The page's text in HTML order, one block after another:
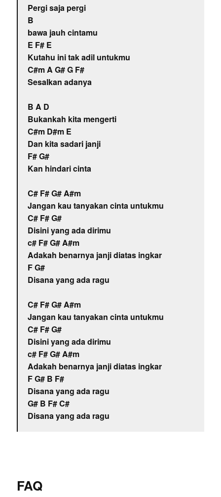
Pergi saja pergi
B
bawa jauh cintamu
E F# E
Kutahu ini tak adil untukmu
C#m A G# G F#
Sesalkan adanya
B A D
Bukankah kita mengerti
C#m D#m E
Dan kita sadari janji
F# G#
Kan hindari cinta
C# F# G# A#m
Jangan kau tanyakan cinta untukmu
C# F# G#
Disini yang ada dirimu
c# F# G# A#m
Adakah benarnya janji diatas ingkar
F G#
Disana yang ada ragu
C# F# G# A#m
Jangan kau tanyakan cinta untukmu
C# F# G#
Disini yang ada dirimu
c# F# G# A#m
Adakah benarnya janji diatas ingkar
F G# B F#
Disana yang ada ragu
G# B F# C#
Disana yang ada ragu
FAQ